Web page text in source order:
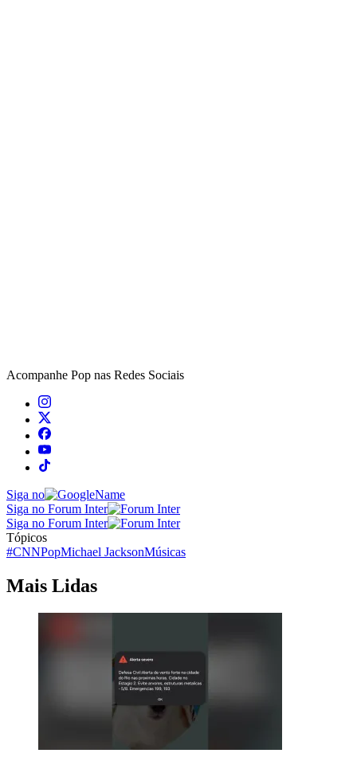
Acompanhe Pop nas Redes Sociais
Siga no
Siga no Forum Inter
Siga no Forum Inter
Tópicos
#CNNPopMichael JacksonMúsicas
Mais Lidas